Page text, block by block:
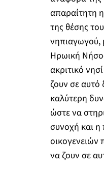
απαραίτητη
της θέσης
νηπιαγωγού,
Ηρωική
ακριτικό
ζουν σε αυτό
καλύτερη
ώστε να
συνοχή και
οικογενειών
να ζουν σε